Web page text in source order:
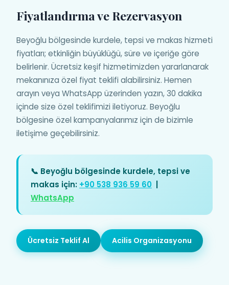
Fiyatlandırma ve Rezervasyon
Beyoğlu bölgesinde kurdele, tepsi ve makas hizmeti
fiyatları; etkinliğin büyüklüğü, süre ve içeriğe göre
belirlenir. Ücretsiz keşif hizmetimizden yararlanarak
mekanınıza özel fiyat teklifi alabilirsiniz. Hemen
arayın veya WhatsApp üzerinden yazın, 30 dakika
içinde size özel teklifimizi iletiyoruz. Beyoğlu
bölgesine özel kampanyalarımız için de bizimle
iletişime geçebilirsiniz.
📞 Beyoğlu bölgesinde kurdele, tepsi ve
makas için: +90 538 936 59 60 |
WhatsApp
Ücretsiz Teklif Al Acilis Organizasyonu